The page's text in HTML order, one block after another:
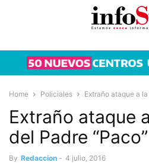
Home Policiales Extraño ataque a
Extraño ataque
del Padre “Paco”
By Redaccion - 4 julio, 2016